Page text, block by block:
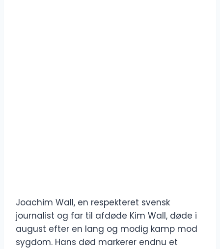
Joachim Wall, en respekteret svensk
journalist og far til afdøde Kim Wall, døde i
august efter en lang og modig kamp mod
sygdom. Hans død markerer endnu et